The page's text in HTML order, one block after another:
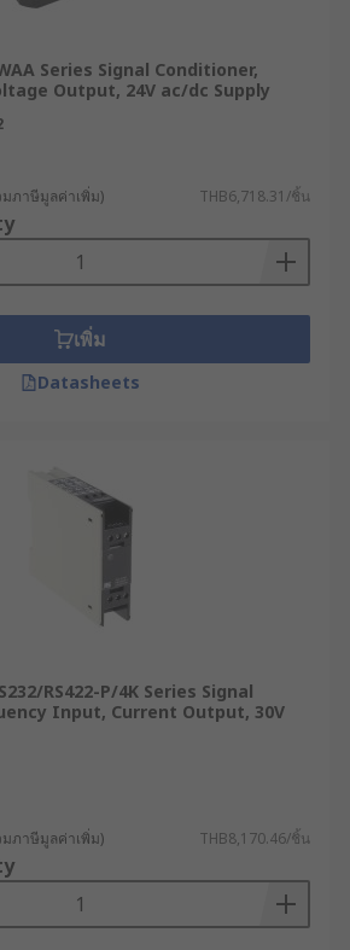
Series Signal Conditioner,
Output, 24V ac/dc Supply
มภาษีมูลค่าเพิ่ม) THB6,718.31/ชิ้น
เพิ่ม
Datasheets
RS422-P/4K Series Signal
Input, Current Output, 30V
มภาษีมูลค่าเพิ่ม) THB8,170.46/ชิ้น